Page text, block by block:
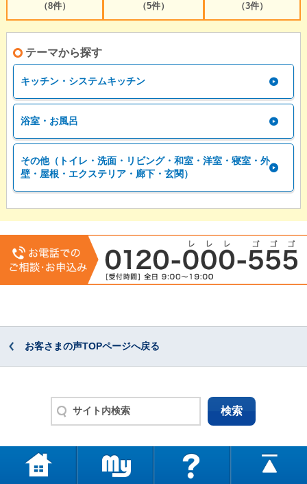
（8件）
（5件）
（3件）
テーマから探す
キッチン・システムキッチン
浴室・お風呂
その他（トイレ・洗面・リビング・和室・洋室・寝室・外
壁・屋根・エクステリア・廊下・玄関）
お客さまの声TOPページへ戻る